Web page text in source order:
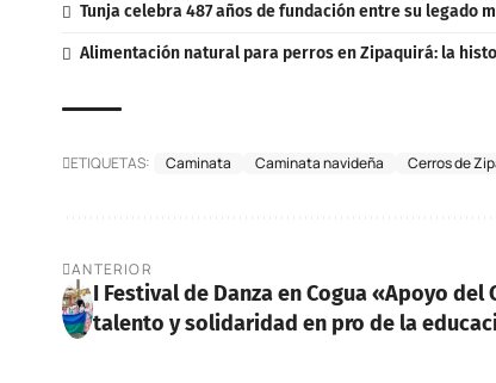
Tunja celebra 487 años de fundación entre su legado
Alimentación natural para perros en Zipaquirá: la
ETIQUETAS: Caminata Caminata navideña Cerros de
ANTERIOR
I Festival de Danza en Cogua «Apoyo del
talento y solidaridad en pro de la